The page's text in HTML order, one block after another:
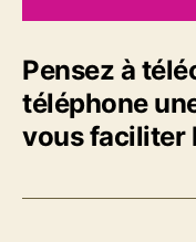
Pensez à
téléphone
vous faciliter